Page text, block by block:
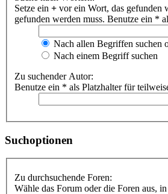
Setze ein + vor ein Wort, das gefunden
gefunden werden muss. Benutze ein *
Nach allen Begriffen suchen
Nach einem Begriff suchen
Zu suchender Autor:
Benutze ein * als Platzhalter für
Suchoptionen
Zu durchsuchende Foren:
Wähle das Forum oder die Foren aus,